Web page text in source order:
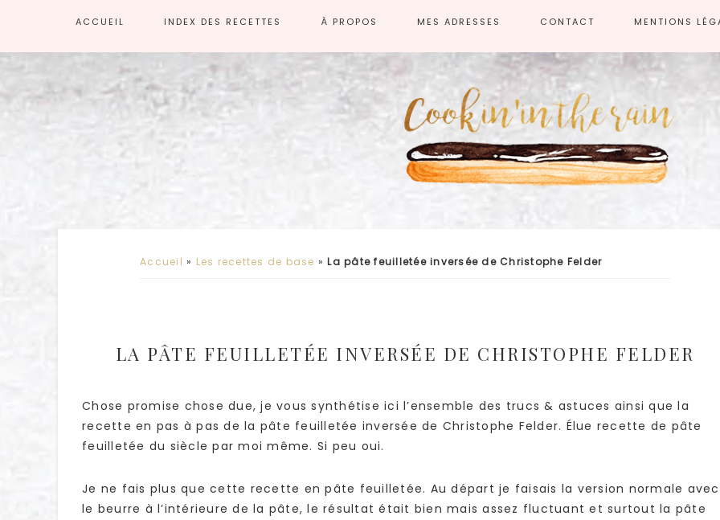
ACCUEIL INDEX DES RECETTES À PROPOS MES ADRESSES CONTACT MENTIONS
Accueil » Les recettes de base »La pâte feuilletée inversée de Christophe Felder
LA PÂTE FEUILLETÉE INVERSÉE DE CHRISTOPHE FELDER
Chose promise chose due, je vous synthétise ici l’ensemble des trucs & astuces ainsi que la
recette en pas à pas de la pâte feuilletée inversée de Christophe Felder. Élue recette de pâte
feuilletée du siècle par moi même. Si peu oui.
Je ne fais plus que cette recette en pâte feuilletée. Au départ je faisais la version normale avec
le beurre à l’intérieure de la pâte, le résultat était bien mais assez fluctuant et surtout la pâte